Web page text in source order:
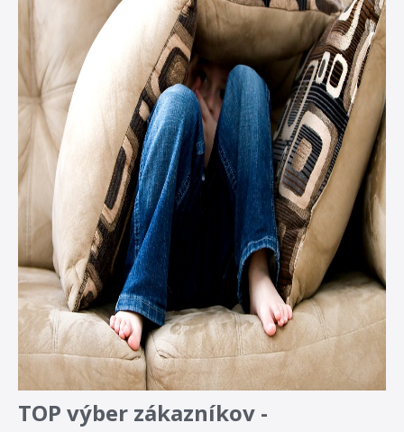
TOP výber zákazníkov -